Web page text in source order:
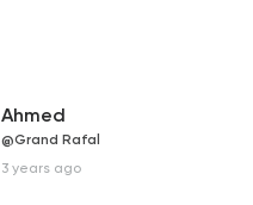
Ahmed
@Grand Rafal
3 years ago